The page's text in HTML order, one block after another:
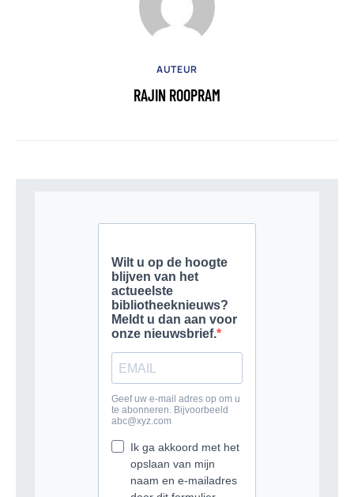
AUTEUR
RAJIN ROOPRAM